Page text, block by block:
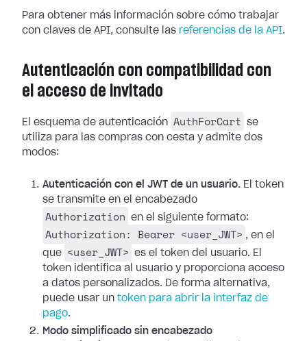
Para obtener más información sobre cómo trabajar
con claves de API, consulte las referencias de la API.
Autenticación con compatibilidad con
el acceso de invitado
El esquema de autenticación AuthForCart
se
utiliza para las compras con cesta y admite dos
modos:
Autenticación con el JWT de un usuario. El token
se transmite en el encabezado
Authorization en el siguiente formato:
Authorization: Bearer <user_JWT> , en el
que
<user_JWT>
es el token del usuario. El
token identifica al usuario y proporciona acceso
a datos personalizados. De forma alternativa,
puede usar un token para abrir la interfaz de
pago.
Modo simplificado sin encabezado